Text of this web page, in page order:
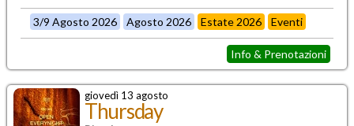
3/9 Agosto 2026 Agosto 2026 Estate 2026 Eventi
Info & Prenotazioni
giovedì 13 agosto
Thursday